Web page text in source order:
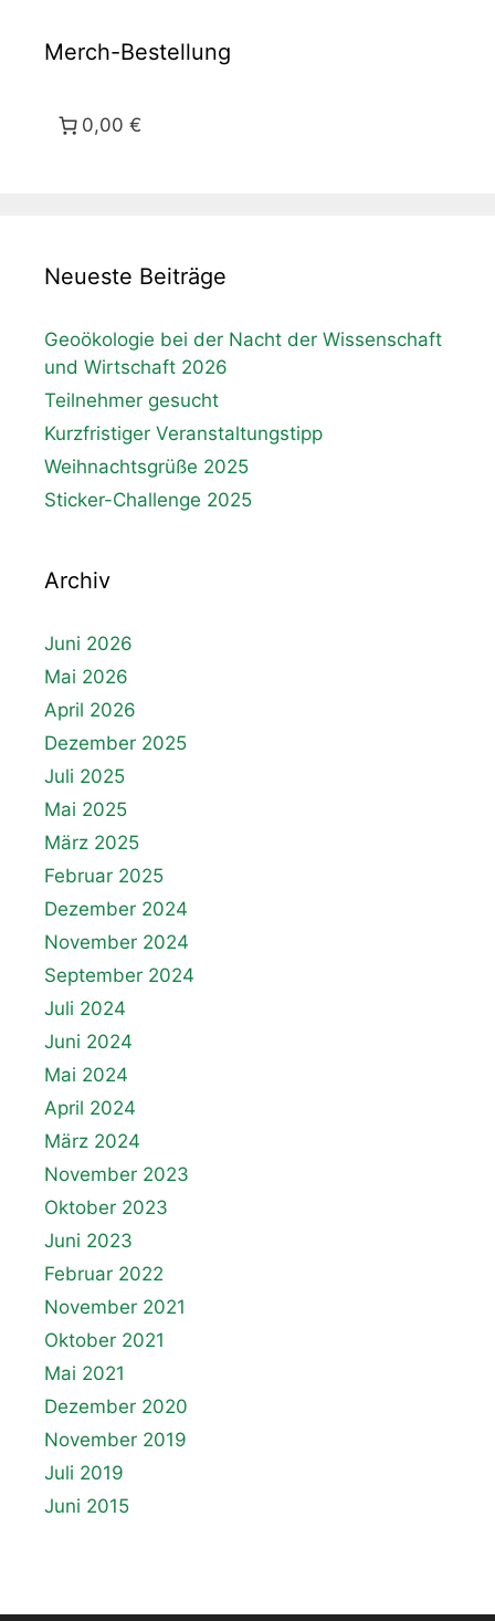
Merch-Bestellung
0,00 €
Neueste Beiträge
Geoökologie bei der Nacht der Wissenschaft
und Wirtschaft 2026
Teilnehmer gesucht
Kurzfristiger Veranstaltungstipp
Weihnachtsgrüße 2025
Sticker-Challenge 2025
Archiv
Juni 2026
Mai 2026
April 2026
Dezember 2025
Juli 2025
Mai 2025
März 2025
Februar 2025
Dezember 2024
November 2024
September 2024
Juli 2024
Juni 2024
Mai 2024
April 2024
März 2024
November 2023
Oktober 2023
Juni 2023
Februar 2022
November 2021
Oktober 2021
Mai 2021
Dezember 2020
November 2019
Juli 2019
Juni 2015